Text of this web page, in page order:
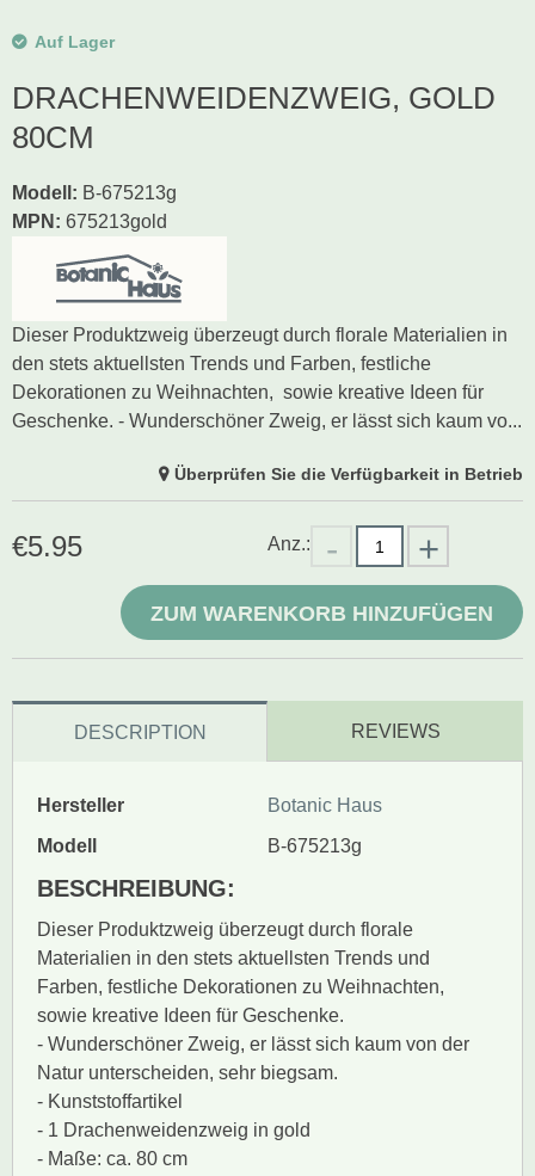
Auf Lager
DRACHENWEIDENZWEIG, GOLD
80CM
Modell : B-675213g
MPN: 675213gold
Dieser Produktzweig überzeugt durch florale Materialien in
den stets aktuellsten Trends und Farben, festliche
Dekorationen zu Weihnachten, sowie kreative Ideen für
Geschenke. - Wunderschöner Zweig, er lässt sich kaum vo...
Überprüfen Sie die Verfügbarkeit in Betrieb
€5.95 Anz.:
ZUM WARENKORB HINZUFÜGEN
DESCRIPTION REVIEWS
Hersteller
Botanic Haus
Modell
B-675213g
BESCHREIBUNG:
Dieser Produktzweig überzeugt durch florale
Materialien in den stets aktuellsten Trends und
Farben, festliche Dekorationen zu Weihnachten,
sowie kreative Ideen für Geschenke.
- Wunderschöner Zweig, er lässt sich kaum von der
Natur unterscheiden, sehr biegsam.
- Kunststoffartikel
- 1 Drachenweidenzweig in gold
- Maße: ca. 80 cm